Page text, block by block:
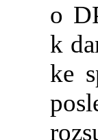
o
k
ke